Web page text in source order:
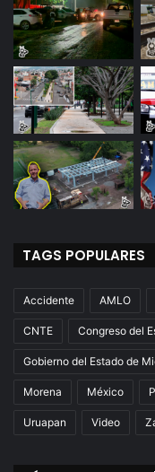
TAGS POPULARES
Accidente AMLO
CNTE Congreso del
Gobierno del Estado de
Morena México
Uruapan Video